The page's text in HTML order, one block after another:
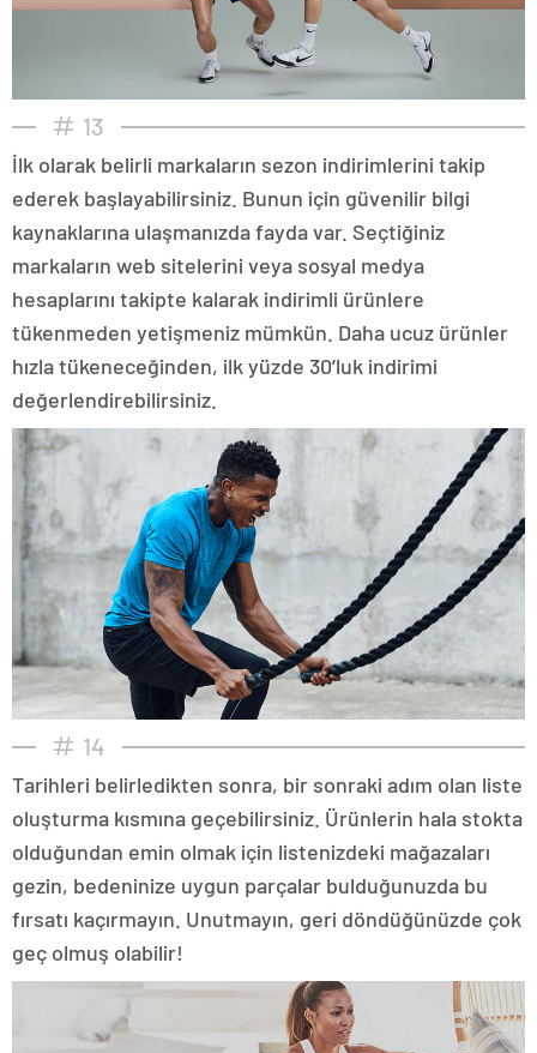
13
İlk olarak belirli markaların sezon indirimlerini takip
ederek başlayabilirsiniz. Bunun için güvenilir bilgi
kaynaklarına ulaşmanızda fayda var. Seçtiğiniz
markaların web sitelerini veya sosyal medya
hesaplarını takipte kalarak indirimli ürünlere
tükenmeden yetişmeniz mümkün. Daha ucuz ürünler
hızla tükeneceğinden, ilk yüzde 30’luk indirimi
değerlendirebilirsiniz.
14
Tarihleri belirledikten sonra, bir sonraki adım olan liste
oluşturma kısmına geçebilirsiniz. Ürünlerin hala stokta
olduğundan emin olmak için listenizdeki mağazaları
gezin, bedeninize uygun parçalar bulduğunuzda bu
fırsatı kaçırmayın. Unutmayın, geri döndüğünüzde çok
geç olmuş olabilir!